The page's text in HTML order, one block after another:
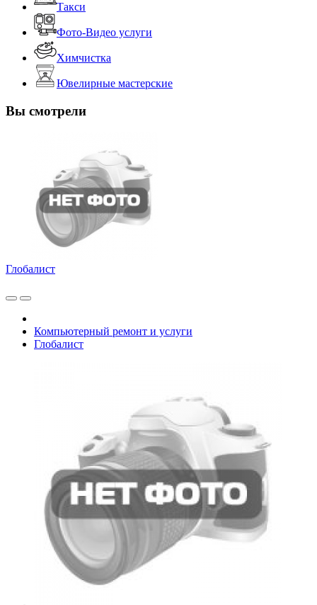
Такси
Фото-Видео услуги
Химчистка
Ювелирные мастерские
Вы смотрели
Глобалист
Компьютерный ремонт и услуги
Глобалист